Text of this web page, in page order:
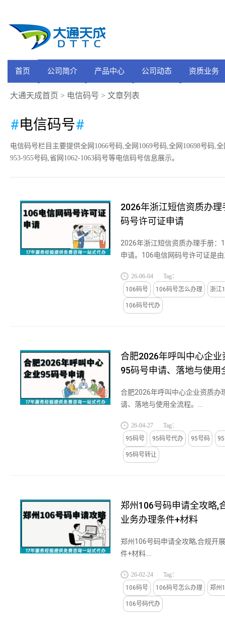
首页 公司简介 产品中心 公司动态 资质业务
大通天成首页 > 电信码号 > 文章列表
#电信码号#
电信码号栏目主要提供全网1066号码,全网1069号码,全网10698号码,
953-955号码,省网1062-1063码号等电信码号信息展示。
2026年浙江短信资质办
码号许可证申请
2026年浙江短信资质办理手册：
申请。106电信网码号许可证是
26-06-04
Tag：
106码号
106码号怎么办理 浙江
106码号代办
合肥2026年呼叫中心企
95码号申请、落地与使用
合肥2026年呼叫中心企业资质办
请、落地与使用全流程。...
26-04-27
Tag：
95码号
95码号代办 95号码
95码号转让
郑州106号码申请全攻略,
业务办理条件+材料
郑州106号码申请全攻略,合规开
件+材料....
26-02-24
Tag：
106码号
106码号怎么办理 郑州
106号码代办